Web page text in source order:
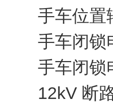
手车位置
手车闭锁
手车闭锁
12kV 断